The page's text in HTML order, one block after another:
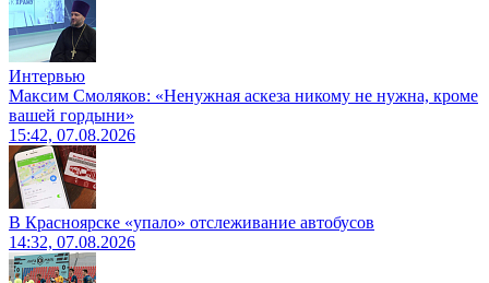
Интервью
Максим Смоляков: «Ненужная аскеза никому не нужна, кроме
вашей гордыни»
15:42, 07.08.2026
В Красноярске «упало» отслеживание автобусов
14:32, 07.08.2026